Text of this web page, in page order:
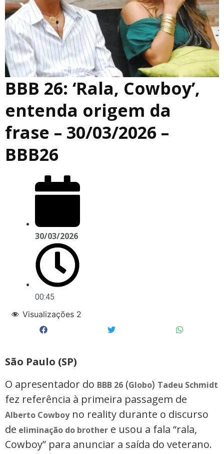
BBB 26: ‘Rala, Cowboy’,
entenda origem da
frase – 30/03/2026 –
BBB26
30/03/2026
00:45
Visualizações 2
São Paulo (SP)
O apresentador do BBB 26 (Globo) Tadeu Schmidt
fez referência à primeira passagem de
Alberto Cowboyno reality durante o discurso
de eliminação do brother e usou a fala “rala,
Cowboy” para anunciar a saída do veterano.